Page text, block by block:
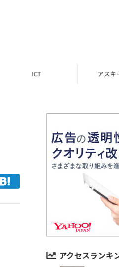
アスキーストア
アクセスランキ